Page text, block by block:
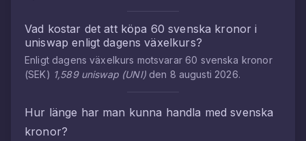
Vad kostar det att köpa 60svenska kronor i
uniswap enligt dagens växelkurs?
Enligt dagens växelkurs motsvarar60 svenska kronor
(SEK) 1,589 uniswap(UNI)den 8 augusti 2026.
Hur länge har man kunna handla medsvenska
kronor?